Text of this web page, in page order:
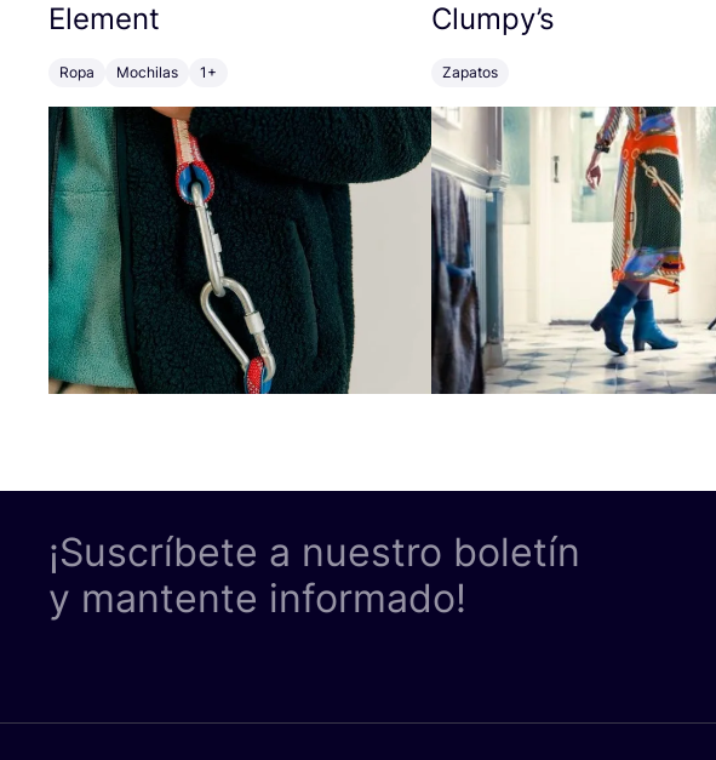
Element
Ropa Mochilas 1+
Clumpy’s
Zapatos
¡Suscríbete a nuestro boletín
y mantente informado!